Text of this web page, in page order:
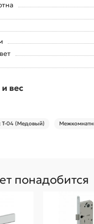
вес
Т-04 (Медовый)
понадобится